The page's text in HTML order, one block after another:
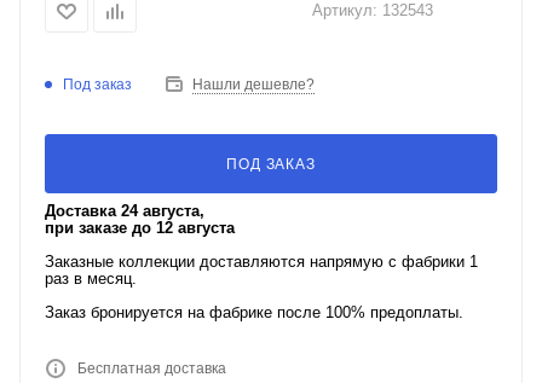
Артикул: 132543
Под заказ Нашли дешевле?
ПОД ЗАКАЗ
Доставка 24 августа,
при заказе до 12 августа
Заказные коллекции доставляются напрямую с фабрики 1
раз в месяц.
Заказ бронируется на фабрике после 100% предоплаты.
Бесплатная доставка